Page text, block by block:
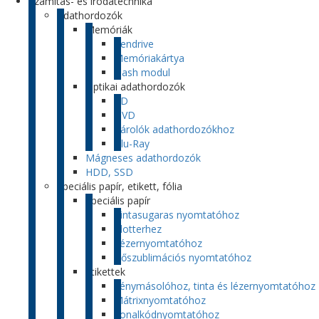
Adathordozók
Memóriák
Pendrive
Memóriakártya
Flash modul
Optikai adathordozók
CD
DVD
Tárolók adathordozókhoz
Blu-Ray
Mágneses adathordozók
HDD, SSD
Speciális papír, etikett, fólia
Speciális papír
Tintasugaras nyomtatóhoz
Plotterhez
Lézernyomtatóhoz
Hőszublimációs nyomtatóhoz
Etikettek
Fénymásolóhoz, tinta és lézernyomtatóhoz
Mátrixnyomtatóhoz
Vonalkódnyomtatóhoz